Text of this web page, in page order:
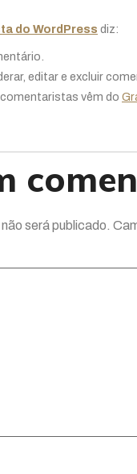
do WordPress diz:
editar e excluir
vêm do
será publicado.